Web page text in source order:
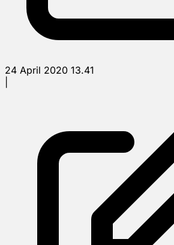
24 April 2020 13.41